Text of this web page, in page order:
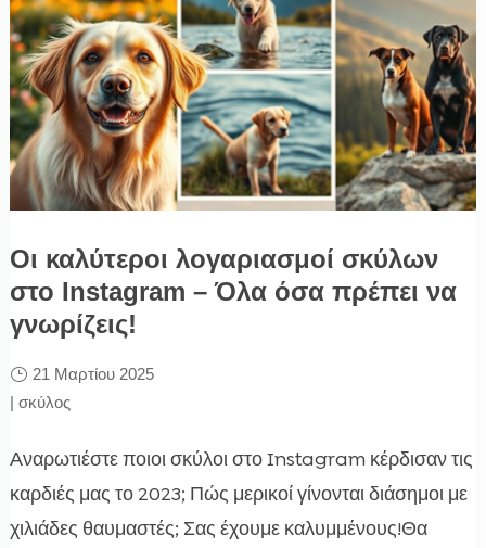
Οι καλύτεροι λογαριασμοί σκύλων
στο Instagram – Όλα όσα πρέπει να
γνωρίζεις!
21 Μαρτίου 2025
| σκύλος
Αναρωτιέστε ποιοι σκύλοι στο Instagram κέρδισαν τις
καρδιές μας το 2023; Πώς μερικοί γίνονται διάσημοι με
χιλιάδες θαυμαστές; Σας έχουμε καλυμμένους!Θα